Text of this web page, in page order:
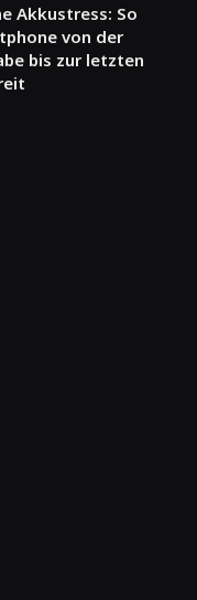
Akkustress: So
von der
bis zur letzten